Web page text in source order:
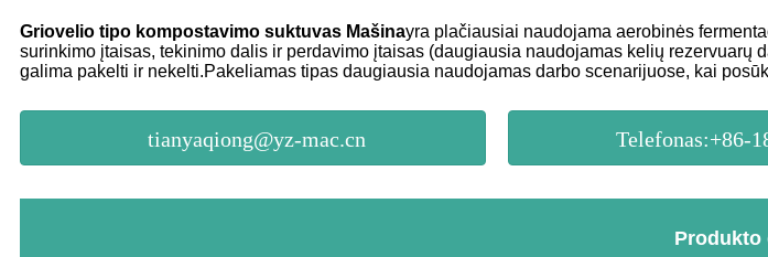
Griovelio tipo kompostavimo suktuvas Mašinayra plačiausiai naudojama aerobinės
surinkimo įtaisas, tekinimo dalis ir perdavimo įtaisas (daugiausia naudojamas kelių
galima pakelti ir nekelti.Pakeliamas tipas daugiausia naudojamas darbo scenarijuose, kai
tianyaqiong@yz-mac.cn Telefonas:+86-
Produkto